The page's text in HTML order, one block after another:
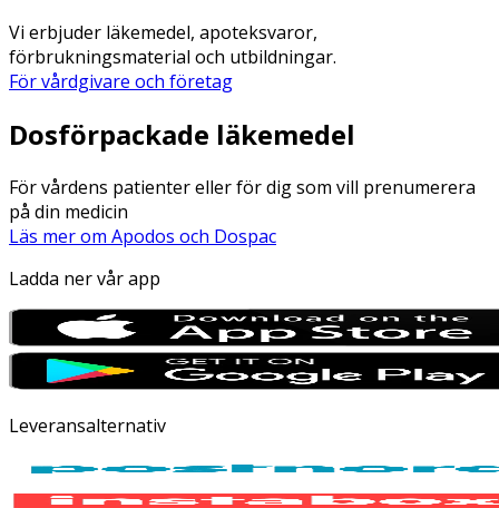
Vi erbjuder läkemedel, apoteksvaror,
förbrukningsmaterial och utbildningar.
För vårdgivare och företag
Dosförpackade läkemedel
För vårdens patienter eller för dig som vill prenumerera
på din medicin
Läs mer om Apodos och Dospac
Ladda ner vår app
Leveransalternativ